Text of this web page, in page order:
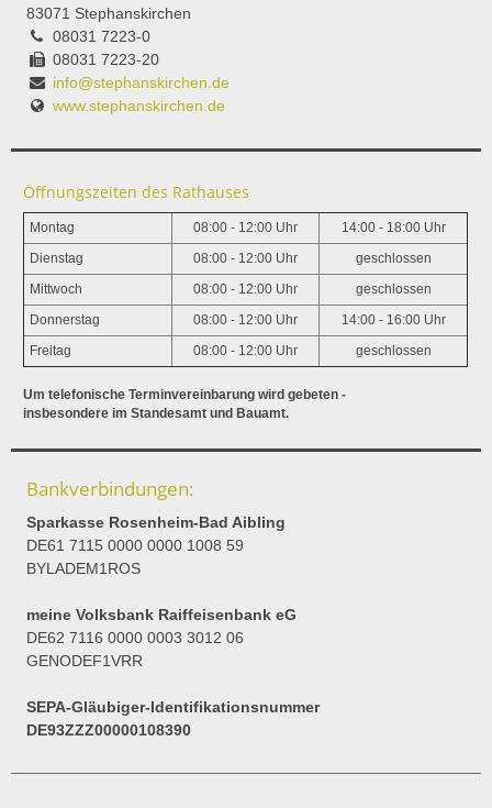
83071 Stephanskirchen
08031 7223-0
08031 7223-20
info@stephanskirchen.de
www.stephanskirchen.de
Öffnungszeiten des Rathauses
Montag 08:00 - 12:00 Uhr 14:00 - 18:00 Uhr
Dienstag 08:00 - 12:00 Uhr geschlossen
Mittwoch 08:00 - 12:00 Uhr geschlossen
Donnerstag 08:00 - 12:00 Uhr 14:00 - 16:00 Uhr
Freitag 08:00 - 12:00 Uhr geschlossen
Um telefonische Terminvereinbarung wird gebeten -
insbesondere im Standesamt und Bauamt.
Bankverbindungen:
Sparkasse Rosenheim-Bad Aibling
DE61 7115 0000 0000 1008 59
BYLADEM1ROS
meine Volksbank Raiffeisenbank eG
DE62 7116 0000 0003 3012 06
GENODEF1VRR
SEPA-Gläubiger-Identifikationsnummer
DE93ZZZ00000108390